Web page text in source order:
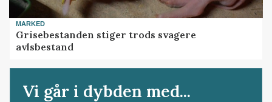
MARKED
Grisebestanden stiger trods svagere
avlsbestand
Vi går i dybden med...